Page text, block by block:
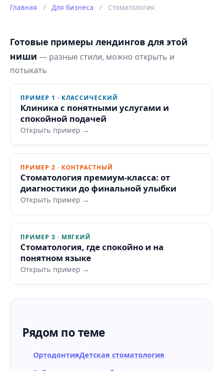
Главная / Для бизнеса / Стоматология
Готовые примеры лендингов для этой
ниши — разные стили, можно открыть и
потыкать
ПРИМЕР 1 · КЛАССИЧЕСКИЙ
Клиника с понятными услугами и
спокойной подачей
Открыть пример →
ПРИМЕР 2 · КОНТРАСТНЫЙ
Стоматология премиум-класса: от
диагностики до финальной улыбки
Открыть пример →
ПРИМЕР 3 · МЯГКИЙ
Стоматология, где спокойно и на
понятном языке
Открыть пример →
Рядом по теме
ОртодонтияДетская стоматология